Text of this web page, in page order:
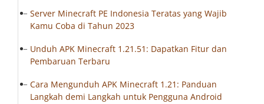
Server Minecraft PE Indonesia Teratas yang Wajib
Kamu Coba di Tahun 2023
Unduh APK Minecraft 1.21.51: Dapatkan Fitur dan
Pembaruan Terbaru
Cara Mengunduh APK Minecraft 1.21: Panduan
Langkah demi Langkah untuk Pengguna Android